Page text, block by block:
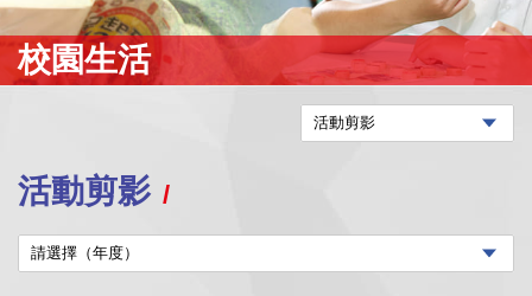
校園生活
活動剪影